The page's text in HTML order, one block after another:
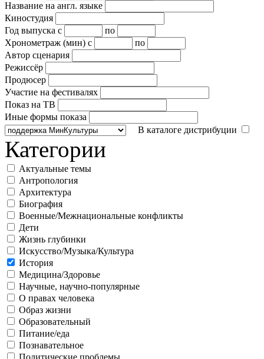
Название на англ. языке
Киностудия
Год выпуска с
по
Хронометраж (мин) с
по
Автор сценария
Режиссёр
Продюсер
Участие на фестивалях
Показ на ТВ
Иные формы показа
В каталоге дистрибуции
Категории
Актуальные темы
Антропология
Архитектура
Биография
Военные/Межнациональные конфликты
Дети
Жизнь глубинки
Искусство/Музыка/Культура
История
Медицина/Здоровье
Научные, научно-популярные
О правах человека
Образ жизни
Образовательный
Питание/еда
Познавательное